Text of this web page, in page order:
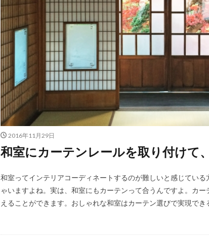
2016年11月29日
和室にカーテンレールを取り付けて
和室ってインテリアコーディネートするのが難しいと感じてい
ゃいますよね。実は、和室にもカーテンって合うんですよ。カ
えることができます。おしゃれな和室はカーテン選びで実現でき